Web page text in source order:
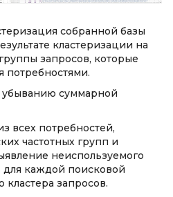
собранной базы
кластеризации на
запросов, которые
потребностями.
суммарной
всех потребностей,
частотных групп и
неиспользуемого
для каждой поисковой
запросов.